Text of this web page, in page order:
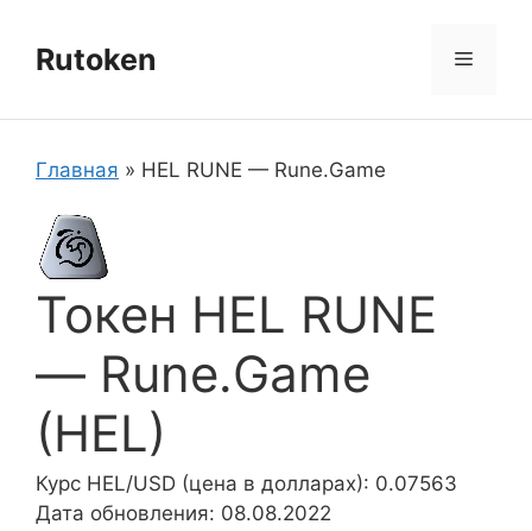
содержимому
Rutoken Меню
Главная » HEL RUNE — Rune.Game
Токен HEL RUNE
— Rune.Game
(HEL)
Курс HEL/USD (цена в долларах): 0.07563
Дата обновления: 08.08.2022